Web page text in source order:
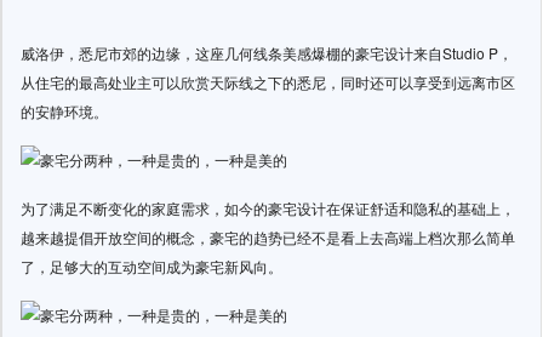
威洛伊，悉尼市郊的边缘，这座几何线条美感爆棚的豪宅设计来自Studio P，
从住宅的最高处业主可以欣赏天际线之下的悉尼，同时还可以享受到远离市区
的安静环境。
为了满足不断变化的家庭需求，如今的豪宅设计在保证舒适和隐私的基础上，
越来越提倡开放空间的概念，豪宅的趋势已经不是看上去高端上档次那么简单
了，足够大的互动空间成为豪宅新风向。